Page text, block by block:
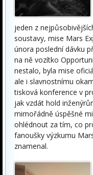
jeden z
soustavy, mise Mars
února poslední dávku
na ně vozítko
nestalo, byla mise
ale i slavnostnímu
tisková konference v
jak vzdát hold
mimořádně úspěšné
ohlédnout za tím, co
fanoušky výzkumu
znamenal.